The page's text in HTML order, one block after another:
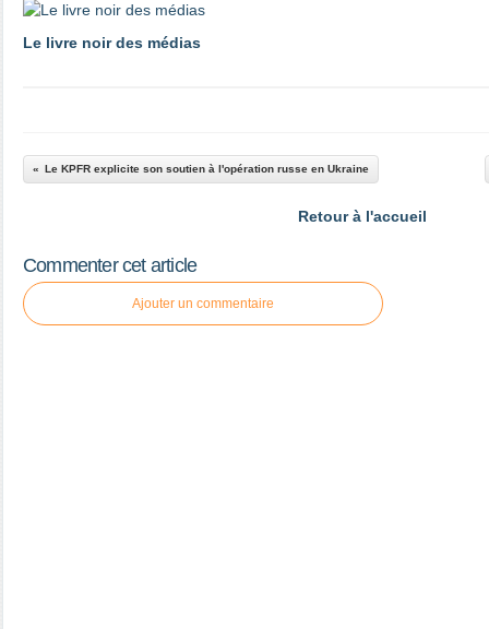
Le livre noir des médias
Le KPFR explicite son soutien à l'opération russe en Ukraine
Retour à l'accueil
Commenter cet article
Ajouter un commentaire